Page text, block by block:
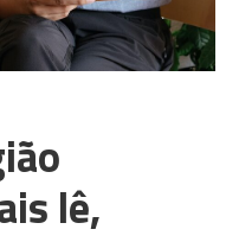
lê,